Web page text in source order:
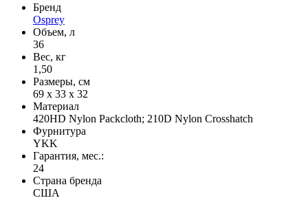
Бренд
Osprey
Объем, л
36
Вес, кг
1,50
Размеры, см
69 х 33 х 32
Материал
420HD Nylon Packcloth; 210D Nylon Crosshatch
Фурнитура
YKK
Гарантия, мес.:
24
Страна бренда
США